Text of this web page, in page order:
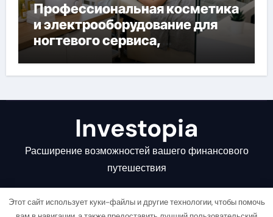
Профессиональная косметика
и электрооборудование для
ногтевого сервиса,
наращивания ресниц и
депиляции
Investopia
Расширение возможностей вашего финансового
путешествия
Этот сайт использует куки-файлы и другие технологии, чтобы помочь